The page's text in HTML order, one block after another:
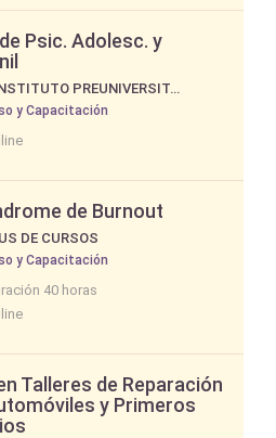
Psic. Adolesc. y
IPBA INSTITUTO PREUNIVERSITARIO DE BUENOS AIRES
y Capacitación
de Burnout
DE CURSOS
y Capacitación
40 horas
Talleres de Reparación
y Primeros